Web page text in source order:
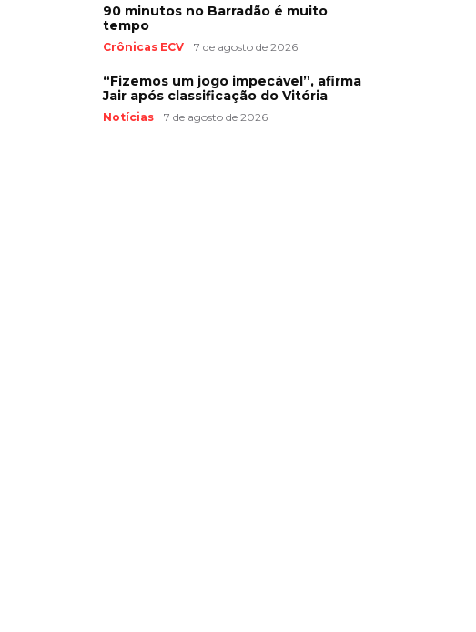
90 minutos no Barradão é muito
tempo
Crônicas ECV 7 de agosto de 2026
“Fizemos um jogo impecável”, afirma
Jair após classificação do Vitória
Notícias 7 de agosto de 2026